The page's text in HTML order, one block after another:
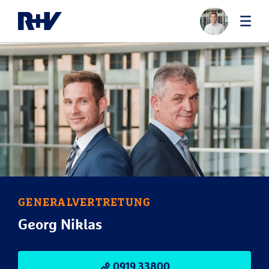
GENERALVERTRETUNG
Georg Niklas
0919 33800